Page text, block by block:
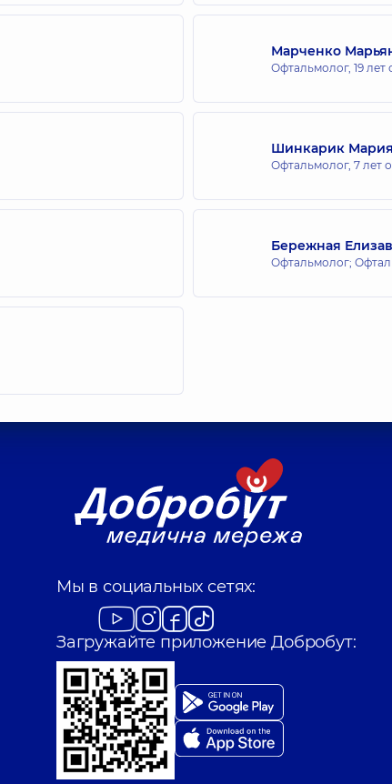
Марченко
Офтальмолог, 19 лет
Шинкарик
Офтальмолог, 7 лет
Бережная
Офтальмолог;
Мы в социальных сетях:
Загружайте приложение Добробут: